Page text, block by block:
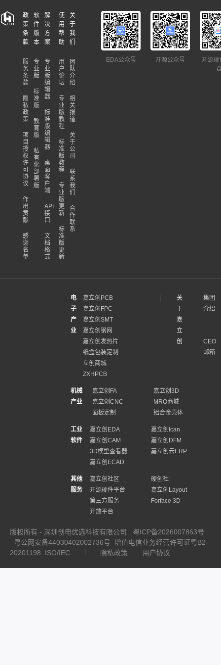
政
策
条
款
服
务
条
款
隐
私
政
策
项
目
授
权
许
可
协
议
作
出
贡
献
感
谢
名
单
软
件
版
本
专
业
版
标
准
版
教
育
版
私
有
化
部
署
版
解
决
方
案
专
业
版
编
辑
器
标
准
版
编
辑
器
桌
面
客
户
端
API
接
口
文
档
格
式
使
用
帮
助
用
户
论
坛
专
业
版
教
程
标
准
版
教
程
专
业
版
更
新
标
准
版
更
新
关
于
我
们
团
队
介
绍
相
关
报
道
关
于
公
司
联
系
我
们
合
作
联
系
EDA公众号 开源公众号
开源硬
电
子
产
业
嘉立创PCB
嘉立创FPC
嘉立创SMT
嘉立创钢网
嘉立创发热片
纸盒包装定制
立创商城
ZXHPCB
关
于
嘉
立
创
集团
介绍
CEO
邮箱
机械
产业
嘉立创FA
嘉立创3D
嘉立创CNC
MRO商城
面板定制
铝合金壳体
工业
软件
嘉立创EDA
嘉立创Ican
嘉立创CAM
嘉立创DFM
3D模型查看器
嘉立创云ERP
嘉立创ECAD
其他
服务
嘉立创社区
硬创社
开源硬件平台
嘉立创Layout
第三方服务
Forface 3D
开放平台
版权所有 - 深圳创电优选科技有限公司
粤ICP备2026007863号
粤公网安备44030402002736号
增值电信业务经营许可证粤B2-
20201198
ISO/IEC 隐私政策 用户协议